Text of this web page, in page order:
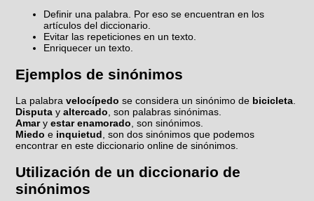
Definir una palabra. Por eso se encuentran en los
artículos del diccionario.
Evitar las repeticiones en un texto.
Enriquecer un texto.
Ejemplos de sinónimos
La palabravelocípedo se considera un sinónimo de bicicleta.
Disputa yaltercado, son palabras sinónimas.
Amaryestar enamorado, son sinónimos.
Miedo e inquietud, son dos sinónimos que podemos
encontrar en este diccionario online de sinónimos.
Utilización de un diccionario de
sinónimos